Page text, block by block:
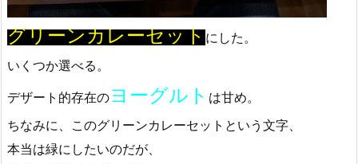
グリーンカレーセットにした。
いくつか選べる。
デザート的存在のヨーグルト は甘め。
ちなみに、このグリーンカレーセットという文字、
本当は緑にしたいのだが、